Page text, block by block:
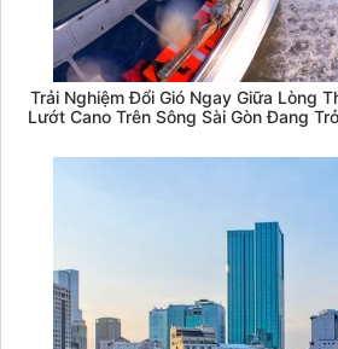
Trải Nghiệm Đổi Gió Ngay Giữa Lòng
Lướt Cano Trên Sông Sài Gòn Đang